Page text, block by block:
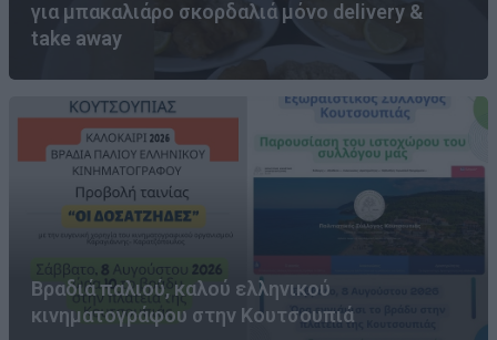
για μπακαλιάρο σκορδαλιά μόνο delivery &
take away
Βραδιά παλιού, καλού ελληνικού
κινηματογράφου στην Κουτσουπιά